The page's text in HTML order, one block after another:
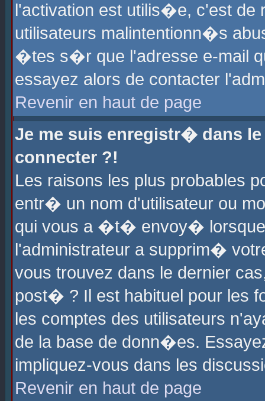
l'activation est utilis�e, c'est
utilisateurs malintentionn�s
�tes s�r que l'adresse e-mail
essayez alors de contacter
Revenir en haut de page
Je me suis enregistr� dans
connecter ?!
Les raisons les plus probables
entr� un nom d'utilisateur ou
qui vous a �t� envoy�
l'administrateur a supprim�
vous trouvez dans le dernier
post� ? Il est habituel pour les
les comptes des utilisateurs
de la base de donn�es.
impliquez-vous dans les
Revenir en haut de page